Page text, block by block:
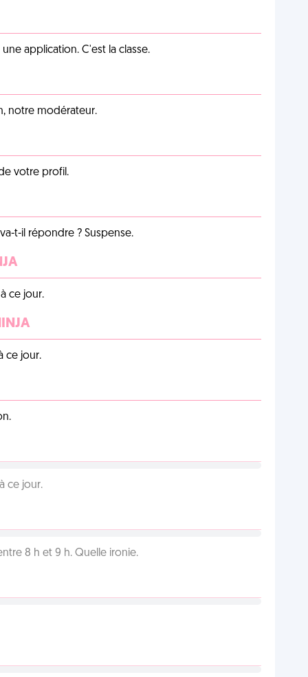
application. C'est la classe.
notre modérateur.
votre profil.
t-il répondre ? Suspense.
ce jour.
ce jour.
ce jour.
8 h et 9 h. Quelle ironie.